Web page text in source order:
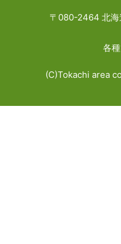
〒080-2464 北海
各
(C)Tokachi area